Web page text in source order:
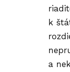
k
a